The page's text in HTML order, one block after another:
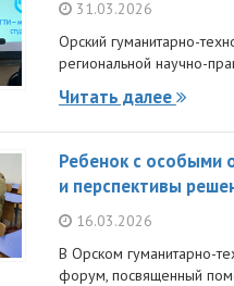
31.03.2026
Орский гуманитарно-
региональной научно-
Читать далее
Ребенок с особыми
и перспективы
16.03.2026
В Орском гуманитарно-
форум, посвященный